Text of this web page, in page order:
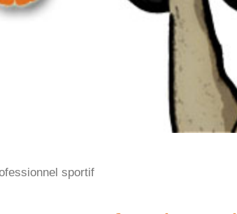
sportif